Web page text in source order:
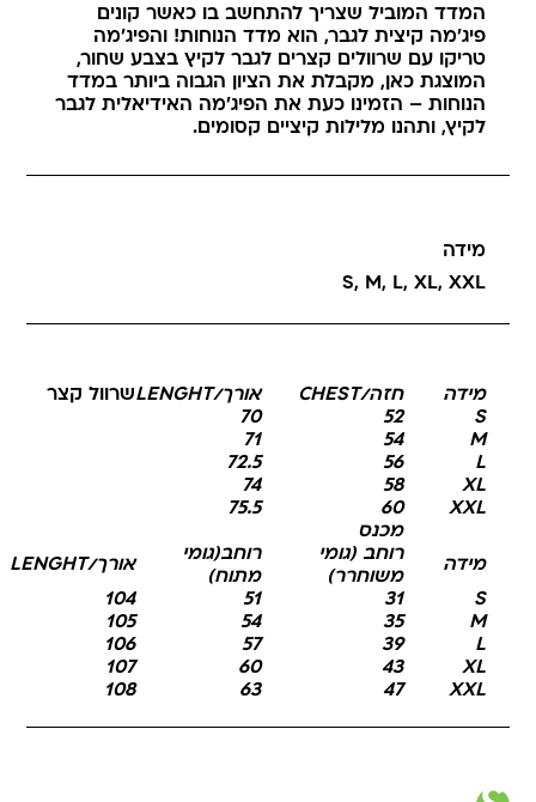
המדד המוביל שצריך להתחשב בו כאשר קונים
פיג'מה קיצית לגבר, הוא מדד הנוחות! והפיג'מה
טריקו עם שרוולים קצרים לגבר לקיץ בצבע שחור,
המוצגת כאן, מקבלת את הציון הגבוה ביותר במדד
הנוחות – הזמינו כעת את הפיג'מה האידיאלית לגבר
לקיץ, ותהנו מלילות קיציים קסומים.
מידה
S, M, L, XL, XXL
מידה חזה/CHEST אורך/LENGHT
שרוול קצר
S
52
70
M
54
71
L
56
72.5
XL
58
74
XXL
60
75.5
מכנס
מידה
רוחב (גומי
משוחרר)
רוחב(גומי
מתוח)
אורך/LENGHT
S
31
51
104
M
35
54
105
L
39
57
106
XL
43
60
107
XXL
47
63
108